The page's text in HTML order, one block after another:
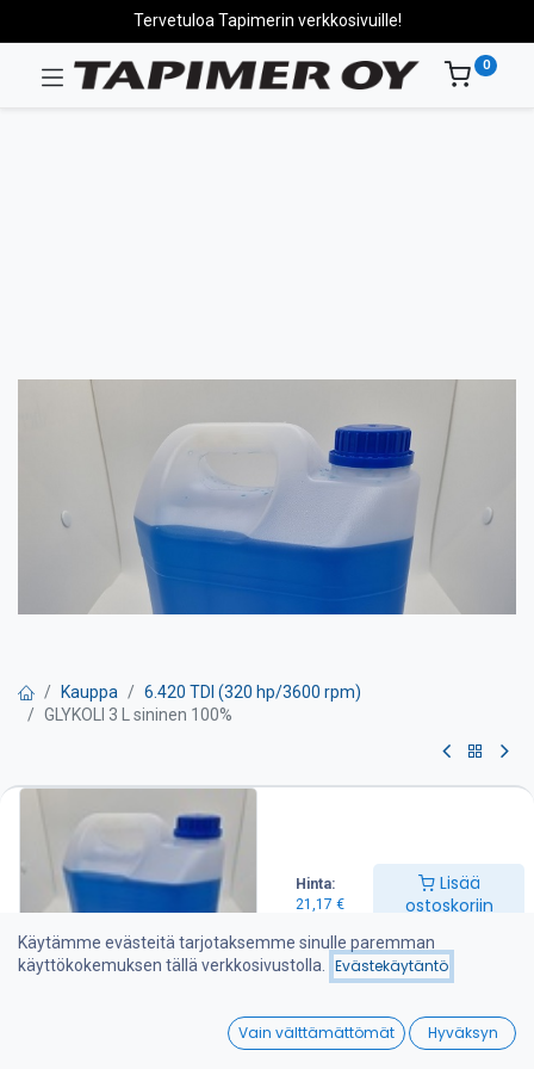
Hinta:
21,17 €
Lisää
ostoskoriin
Wishlist
Tervetuloa Tapimerin verkkosivuille!
0
Kauppa
6.420 TDI (320 hp/3600 rpm)
GLYKOLI 3 L sininen 100%
GLYKOLI 3 L sininen 100%
3L G11 laimentamaton jäähdytinneste kevyen sekä raskaan
kaluston bensiini- ja dieselmoottoreille.
Nykyaikaisiin moottoreihin valmistajan suositusten mukaan.
Erinomainen suoja korroosiota vastaan. Soveltuu myös runsaasti
alumiinia sisältäviin moottoreihin.
Käytämme evästeitä tarjotaksemme sinulle paremman
käyttökokemuksen tällä verkkosivustolla.
Evästekäytäntö
Vain välttämättömät Hyväksyn